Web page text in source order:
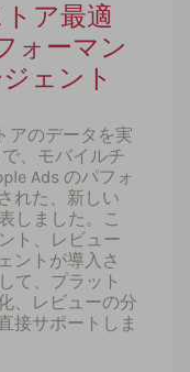
ア最適
ォーマン
ェント
アのデータを実
、モバイルチ
Ads のパフォ
れた、新しい
しました。こ
ト、レビュー
ントが導入さ
て、プラット
、レビューの分
接サポートしま